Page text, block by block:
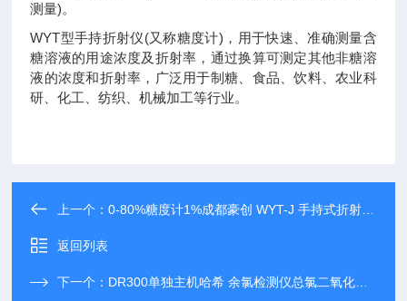
测量)。
WYT型手持折射仪(又称糖度计)，用于快速、准确测量含
糖溶液的用途浓度及折射率，通过换算可测定其他非糖溶
液的浓度和折射率，广泛用于制糖、食品、饮料、农业科
研、化工、纺织、机械加工等行业。
上一个：0-80%糖度计1%成都豪创 WYT-J 手持式折射仪高精密糖度计
返回列表
下一个： DR300单独主机哈希 余氯检测仪总氯二氧化氯水质比色计